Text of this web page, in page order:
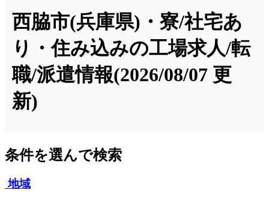
西脇市(兵庫県)・寮/社宅あ
り・住み込みの工場求人/転
職/派遣情報(2026/08/07 更
新)
条件を選んで検索
地域